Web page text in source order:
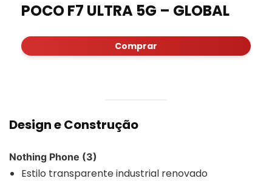
POCO F7 ULTRA 5G – GLOBAL
Comprar
Design e Construção
Nothing Phone (3)
Estilo transparente industrial renovado